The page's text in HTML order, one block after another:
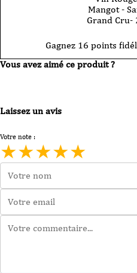
Mangot -
Grand Cru-
Gagnez 16 points
Vous avez aimé ce produit ?
Laissez un avis
Votre note :
★★★★★